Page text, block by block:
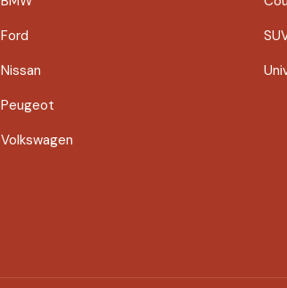
Ford
Nissan
Peugeot
Volkswagen